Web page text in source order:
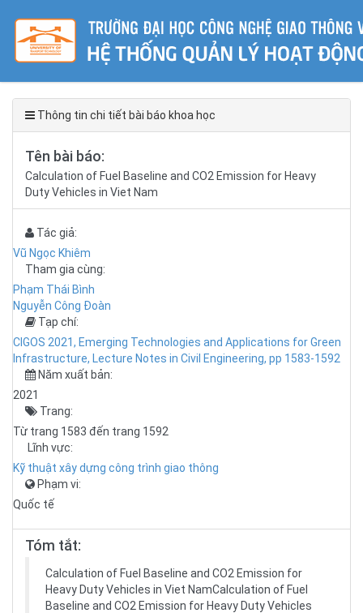
Thông tin chi tiết bài báo khoa học
Tên bài báo:
Calculation of Fuel Baseline and CO2 Emission for Heavy
Duty Vehicles in Viet Nam
Tác giả:
Vũ Ngọc Khiêm
Tham gia cùng:
Phạm Thái Bình
Nguyễn Công Đoàn
Tạp chí:
CIGOS 2021, Emerging Technologies and Applications for Green
Infrastructure, Lecture Notes in Civil Engineering, pp 1583-1592
Năm xuất bản:
2021
Trang:
Từ trang 1583 đến trang 1592
Lĩnh vực:
Kỹ thuật xây dựng công trình giao thông
Phạm vi:
Quốc tế
Tóm tắt:
Calculation of Fuel Baseline and CO2 Emission for
Heavy Duty Vehicles in Viet NamCalculation of Fuel
Baseline and CO2 Emission for Heavy Duty Vehicles